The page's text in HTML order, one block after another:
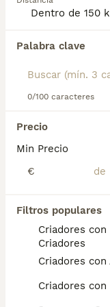
Palabra clave
0/100 caracteres
Precio
Min Precio
€
Filtros populares
Criadores
Criadores
Criadores con
Criadores
su carácter
Encontramos
Si deseas
búsqueda
Preguntas
ratón de
La
tiene el
tamaño,